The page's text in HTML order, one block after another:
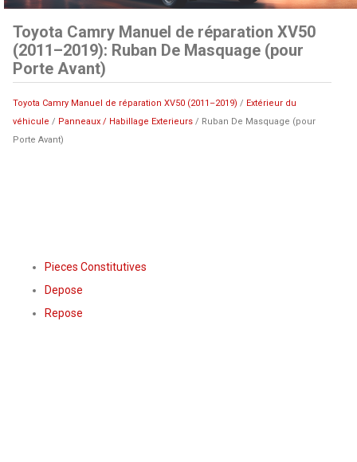
Toyota Camry Manuel de réparation XV50
(2011–2019): Ruban De Masquage (pour
Porte Avant)
Toyota Camry Manuel de réparation XV50 (2011–2019) / Extérieur du
véhicule / Panneaux / Habillage Exterieurs / Ruban De Masquage (pour
Porte Avant)
Pieces Constitutives
Depose
Repose